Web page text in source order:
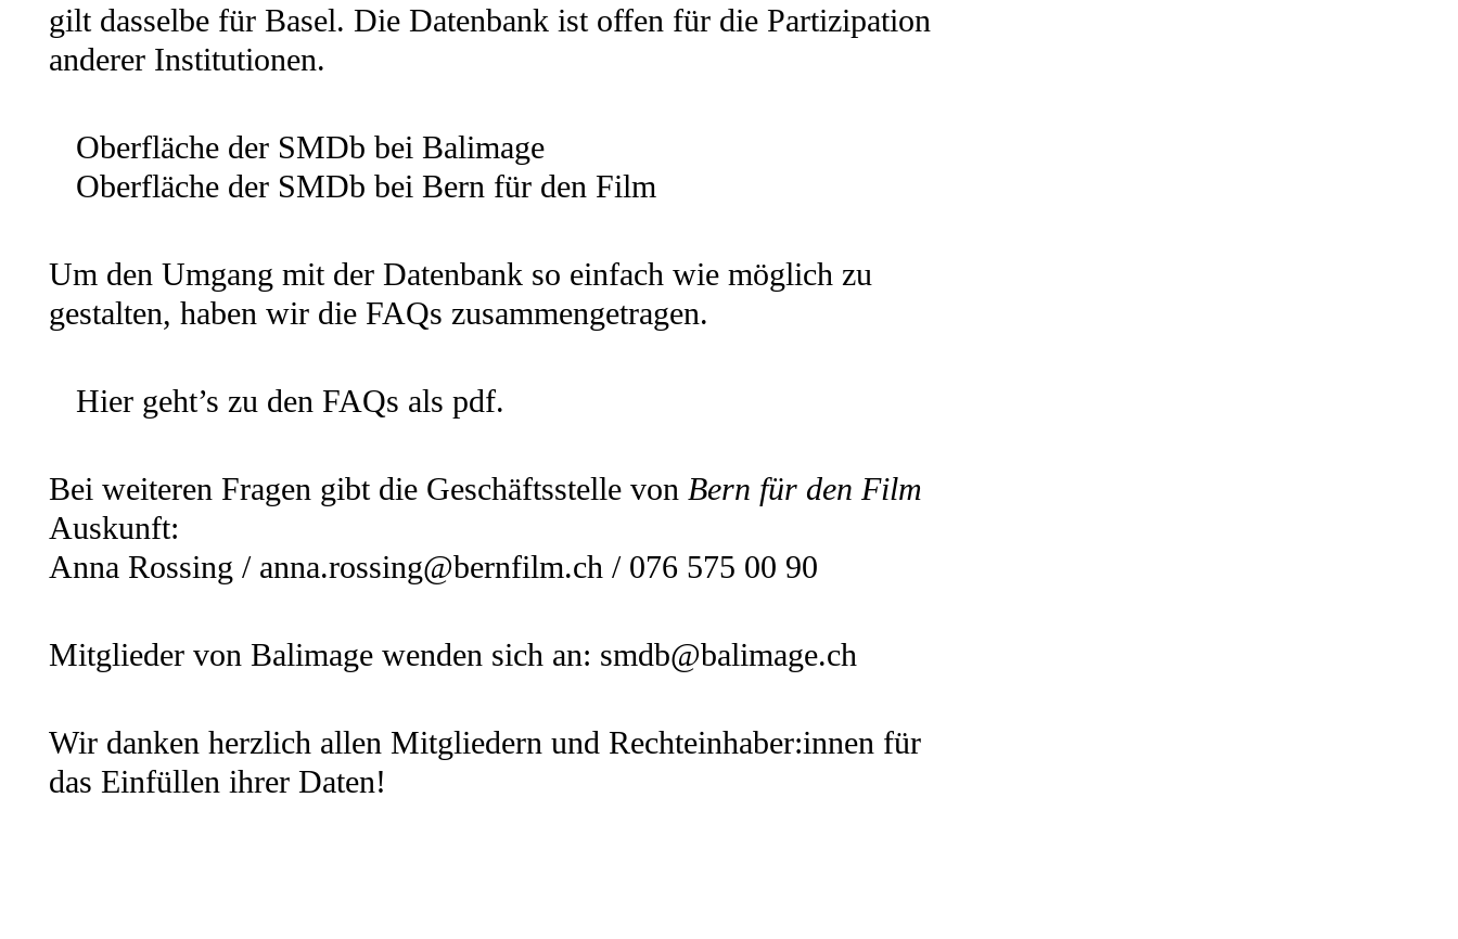
gilt dasselbe für Basel. Die Datenbank ist offen für die Partizipation
anderer Institutionen.
Oberfläche der SMDb bei Balimage
Oberfläche der SMDb bei Bern für den Film
Um den Umgang mit der Datenbank so einfach wie möglich zu
gestalten, haben wir die FAQs zusammengetragen.
Hier geht’s zu den FAQs als pdf.
Bei weiteren Fragen gibt die Geschäftsstelle von Bern für den Film
Auskunft:
Anna Rossing / anna.rossing@bernfilm.ch / 076 575 00 90
Mitglieder von Balimage wenden sich an: smdb@balimage.ch
Wir danken herzlich allen Mitgliedern und Rechteinhaber:innen für
das Einfüllen ihrer Daten!